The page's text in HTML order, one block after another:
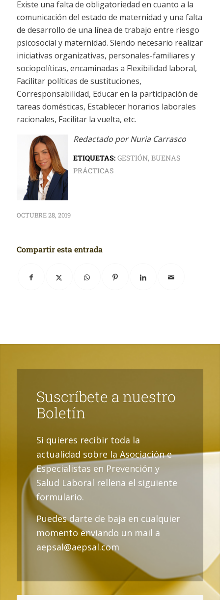
Existe una falta de obligatoriedad en cuanto a la
comunicación del estado de maternidad y una falta
de desarrollo de una línea de trabajo entre riesgo
psicosocial y maternidad. Siendo necesario realizar
iniciativas organizativas, personales-familiares y
sociopolíticas, encaminadas a Flexibilidad laboral,
Facilitar políticas de sustituciones,
Corresponsabilidad, Educar en la participación de
tareas domésticas, Establecer horarios laborales
racionales, Facilitar la vuelta, etc.
Redactado por Nuria Carrasco
OCTUBRE 28, 2019
ETIQUETAS: GESTIÓN, BUENAS
PRÁCTICAS
Compartir esta entrada
Suscríbete a nuestro
Boletín
Si quieres recibir toda la
actualidad sobre la Asociación e
Especialistas en Prevención y
Salud Laboral rellena el siguiente
formulario.
Puedes darte de baja en cualquier
momento enviando un mail a
aepsal@aepsal.com